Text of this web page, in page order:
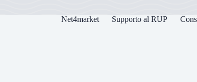
Net4market Supporto al RUP